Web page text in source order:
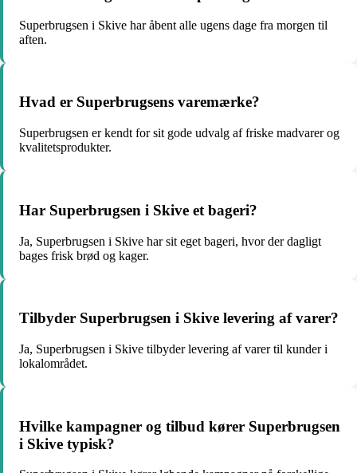
Superbrugsen i Skive har åbent alle ugens dage fra morgen til
aften.
Hvad er Superbrugsens varemærke?
Superbrugsen er kendt for sit gode udvalg af friske madvarer og
kvalitetsprodukter.
Har Superbrugsen i Skive et bageri?
Ja, Superbrugsen i Skive har sit eget bageri, hvor der dagligt
bages frisk brød og kager.
Tilbyder Superbrugsen i Skive levering af varer?
Ja, Superbrugsen i Skive tilbyder levering af varer til kunder i
lokalområdet.
Hvilke kampagner og tilbud kører Superbrugsen
i Skive typisk?